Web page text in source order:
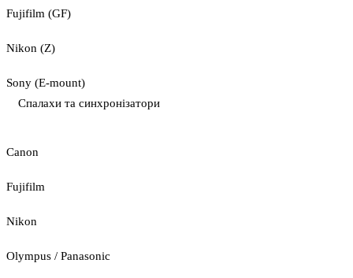
Fujifilm (GF)
Nikon (Z)
Sony (E-mount)
Спалахи та синхронізатори
Canon
Fujifilm
Nikon
Olympus / Panasonic